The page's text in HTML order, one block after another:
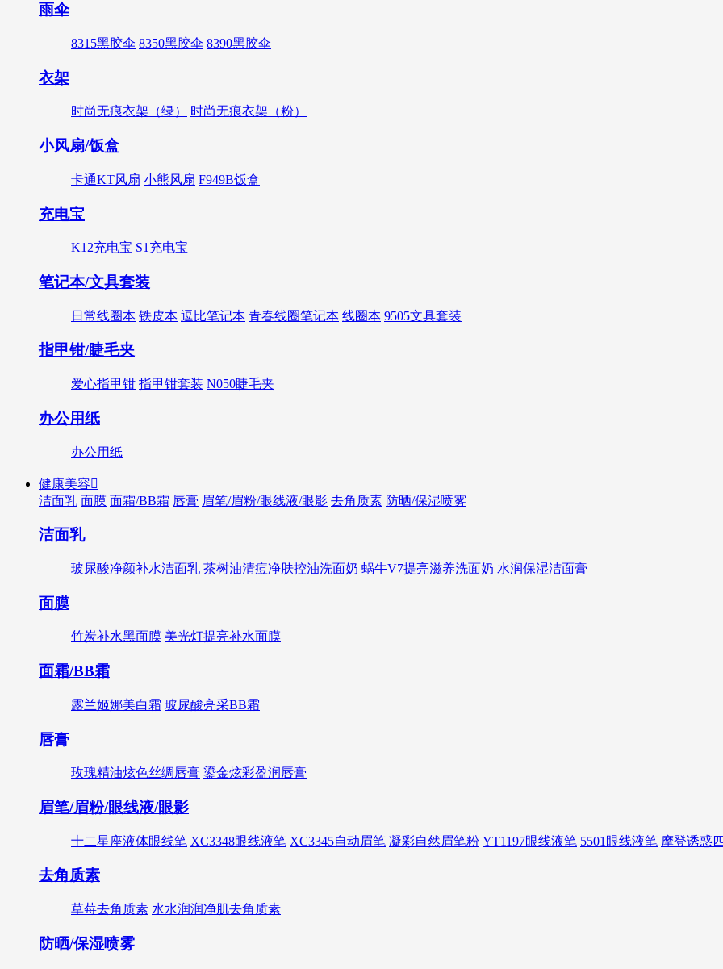
雨伞
8315黑胶伞 8350黑胶伞 8390黑胶伞
衣架
时尚无痕衣架（绿） 时尚无痕衣架（粉）
小风扇/饭盒
卡通KT风扇 小熊风扇 F949B饭盒
充电宝
K12充电宝 S1充电宝
笔记本/文具套装
日常线圈本 铁皮本 逗比笔记本 青春线圈笔记本 线圈本 9505文具套装
指甲钳/睫毛夹
爱心指甲钳 指甲钳套装 N050睫毛夹
办公用纸
办公用纸
健康美容
洁面乳 面膜 面霜/BB霜 唇膏 眉笔/眉粉/眼线液/眼影 去角质素 防晒/保湿喷雾
洁面乳
玻尿酸净颜补水洁面乳 茶树油清痘净肤控油洗面奶 蜗牛V7提亮滋养洗面奶 水润保湿洁面膏
面膜
竹炭补水黑面膜 美光灯提亮补水面膜
面霜/BB霜
露兰姬娜美白霜 玻尿酸亮采BB霜
唇膏
玫瑰精油炫色丝绸唇膏 鎏金炫彩盈润唇膏
眉笔/眉粉/眼线液/眼影
十二星座液体眼线笔 XC3348眼线液笔 XC3345自动眉笔 凝彩自然眉笔粉 YT1197眼线液笔 5501眼线液笔 摩登诱惑
去角质素
草莓去角质素 水水润润净肌去角质素
防晒/保湿喷雾